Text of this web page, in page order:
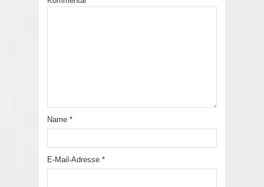
Name *
E-Mail-Adresse *